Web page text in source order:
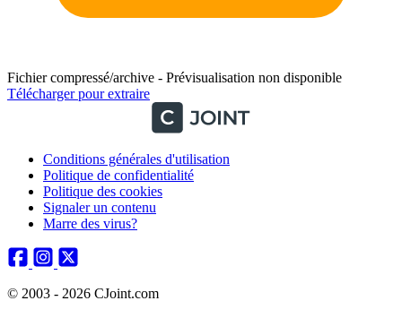
Fichier compressé/archive - Prévisualisation non disponible
Télécharger pour extraire
Conditions générales d'utilisation
Politique de confidentialité
Politique des cookies
Signaler un contenu
Marre des virus?
© 2003 - 2026 CJoint.com